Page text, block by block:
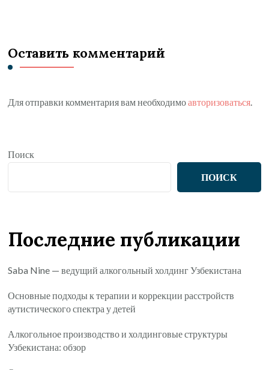
Оставить комментарий
Для отправки комментария вам необходимоавторизоваться.
Поиск
ПОИСК
Последние публикации
Saba Nine — ведущий алкогольный холдинг Узбекистана
Основные подходы к терапии и коррекции расстройств
аутистического спектра у детей
Алкогольное производство и холдинговые структуры
Узбекистана: обзор